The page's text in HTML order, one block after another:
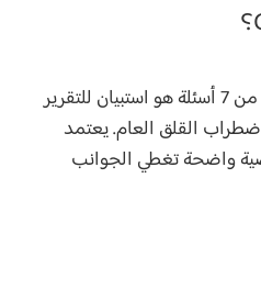
مقياس القلق العام المكون من 7 أسئلة هو استبيان للتقرير
القلق العام. يعتمد
واضحة تغطي الجوانب